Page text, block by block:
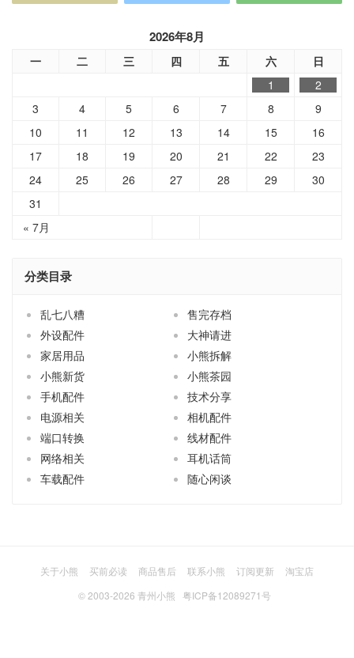
2026年8月
一 二 三 四 五 六 日
« 7月
1
2
3
4 5 6 7 8
9
10
11 12 13 14 15
16
17
18 19 20 21 22
23
24
25 26 27 28 29
30
31
分类目录
乱七八糟
售完存档
外设配件
大神请进
家居用品
小熊拆解
小熊新货
小熊茶园
手机配件
技术分享
电源相关
相机配件
端口转换
线材配件
网络相关
耳机话筒
车载配件
随心闲谈
关于小熊 买前必读 商品售后 联系小熊 订阅更新
淘宝店
© 2003-2026 青州小熊 粤ICP备12089271号